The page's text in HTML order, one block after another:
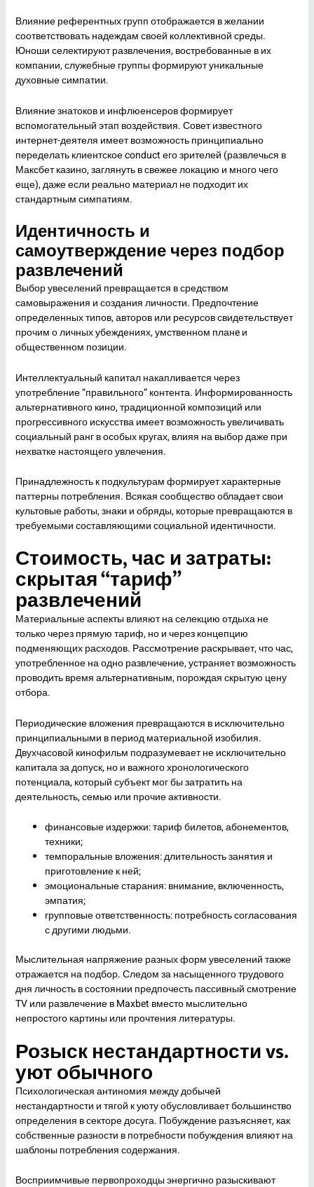
Влияние референтных групп отображается в желании
соответствовать надеждам своей коллективной среды.
Юноши селектируют развлечения, востребованные в их
компании, служебные группы формируют уникальные
духовные симпатии.
Влияние знатоков и инфлюенсеров формирует
вспомогательный этап воздействия. Совет известного
интернет-деятеля имеет возможность принципиально
переделать клиентское conduct его зрителей (развлечься в
Максбет казино, заглянуть в свежее локацию и много чего
еще), даже если реально материал не подходит их
стандартным симпатиям.
Идентичность и
самоутверждение через подбор
развлечений
Выбор увеселений превращается в средством
самовыражения и создания личности. Предпочтение
определенных типов, авторов или ресурсов свидетельствует
прочим о личных убеждениях, умственном планe и
общественном позиции.
Интеллектуальный капитал накапливается через
употребление “правильного” контента. Информированность
альтернативного кино, традиционной композиций или
прогрессивного искусства имеет возможность увеличивать
социальный ранг в особых кругах, влияя на выбор даже при
нехватке настоящего увлечения.
Принадлежность к подкультурам формирует характерные
паттерны потребления. Всякая сообщество обладает свои
культовые работы, знаки и обряды, которые превращаются в
требуемыми составляющими социальной идентичности.
Стоимость, час и затраты:
скрытая “тариф”
развлечений
Материальные аспекты влияют на селекцию отдыха не
только через прямую тариф, но и через концепцию
подменяющих расходов. Рассмотрение раскрывает, что час,
употребленное на одно развлечение, устраняет возможность
проводить время альтернативным, порождая скрытую цену
отбора.
Периодические вложения превращаются в исключительно
принципиальными в период материальной изобилия.
Двухчасовой кинофильм подразумевает не исключительно
капитала за допуск, но и важного хронологического
потенциала, который субъект мог бы затратить на
деятельность, семью или прочие активности.
финансовые издержки: тариф билетов, абонементов,
техники;
темпоральные вложения: длительность занятия и
приготовление к ней;
эмоциональные старания: внимание, включенность,
эмпатия;
групповые ответственность: потребность согласования
с другими людьми.
Мыслительная напряжение разных форм увеселений также
отражается на подбор. Следом за насыщенного трудового
дня личность в состоянии предпочесть пассивный смотрение
TV или развлечение в Maxbet вместо мыслительно
непростого картины или прочтения литературы.
Розыск нестандартности vs.
уют обычного
Психологическая антиномия между добычей
нестандартности и тягой к уюту обусловливает большинство
определения в секторе досуга. Побуждение разъясняет, как
собственные разности в потребности побуждения влияют на
шаблоны потребления содержания.
Восприимчивые первопроходцы энергично разыскивают